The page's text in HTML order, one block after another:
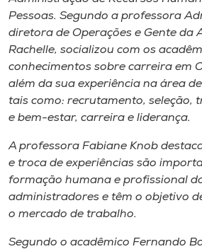
Pessoas. Segundo a professora
diretora de Operações e Gente da
Rachelle, socializou com os
conhecimentos sobre carreira em
além da sua experiência na área
tais como: recrutamento, seleção,
e bem-estar, carreira e liderança.
A professora Fabiane Knob
e troca de experiências são
formação humana e profissional
administradores e têm o objetivo
o mercado de trabalho.
Segundo o acadêmico Fernando